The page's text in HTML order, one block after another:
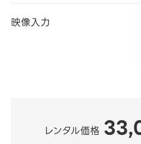
映像入力
レンタル価格